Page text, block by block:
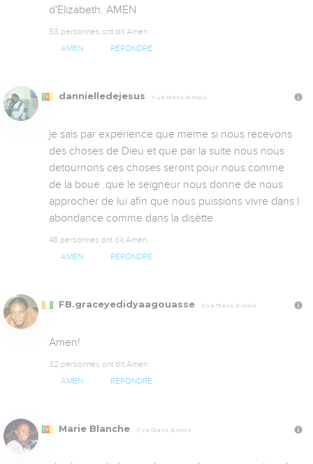
d'Elizabeth. AMEN
53 personnes ont dit Amen
AMEN RÉPONDRE
dannielledejesus Il y a 13 ans, 6 mois
je sais par experience que meme si nous recevons
des choses de Dieu et que par la suite nous nous
detournons ces choses seront pour nous comme
de la boue .que le seigneur nous donne de nous
approcher de lui afin que nous puissions vivre dans l
abondance comme dans la disètte
48 personnes ont dit Amen
AMEN RÉPONDRE
FB.graceyedidyaagouasse Il y a 13 ans, 6 mois
Amen!
32 personnes ont dit Amen
AMEN RÉPONDRE
Marie Blanche Il y a 13 ans, 6 mois